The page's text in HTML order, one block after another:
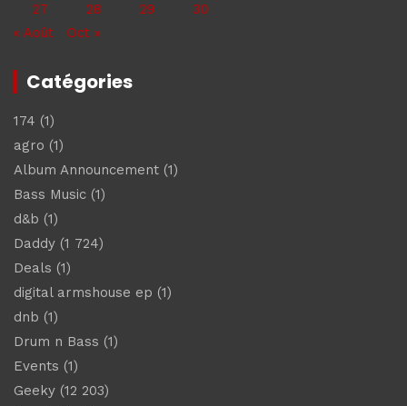
27
28 29
30
« Août
Oct »
Catégories
174 (1)
agro (1)
Album Announcement (1)
Bass Music (1)
d&b (1)
Daddy (1 724)
Deals (1)
digital armshouse ep (1)
dnb (1)
Drum n Bass (1)
Events (1)
Geeky (12 203)